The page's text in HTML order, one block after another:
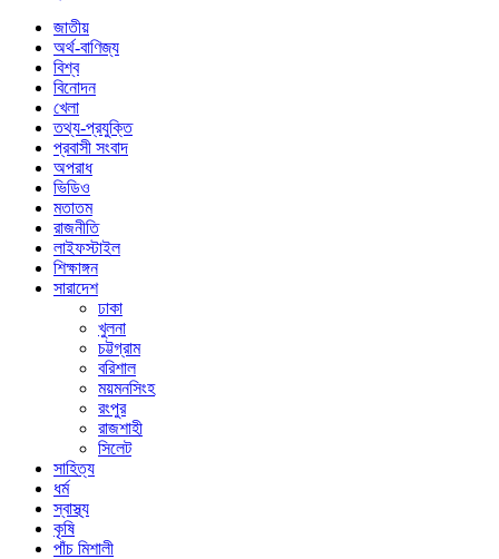
জাতীয়
অর্থ-বাণিজ্য
বিশ্ব
বিনোদন
খেলা
তথ্য-প্রযুক্তি
প্রবাসী সংবাদ
অপরাধ
ভিডিও
মতাতম
রাজনীতি
লাইফস্টাইল
শিক্ষাঙ্গন
সারাদেশ
ঢাকা
খুলনা
চট্টগ্রাম
বরিশাল
ময়মনসিংহ
রংপুর
রাজশাহী
সিলেট
সাহিত্য
ধর্ম
স্বাস্থ্য
কৃষি
পাঁচ মিশালী